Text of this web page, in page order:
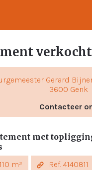
verkocht
Gerard
3600 Genk
Contacteer
met
110 m² Ref. 4140811